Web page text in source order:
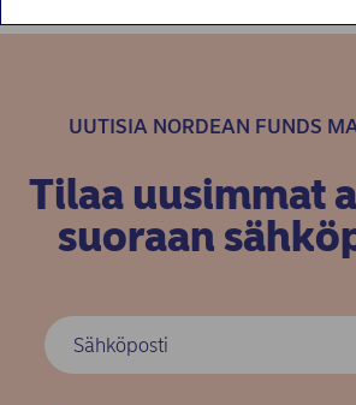
UUTISIA NORDEAN FUNDS
Tilaa uusimmat
suoraan